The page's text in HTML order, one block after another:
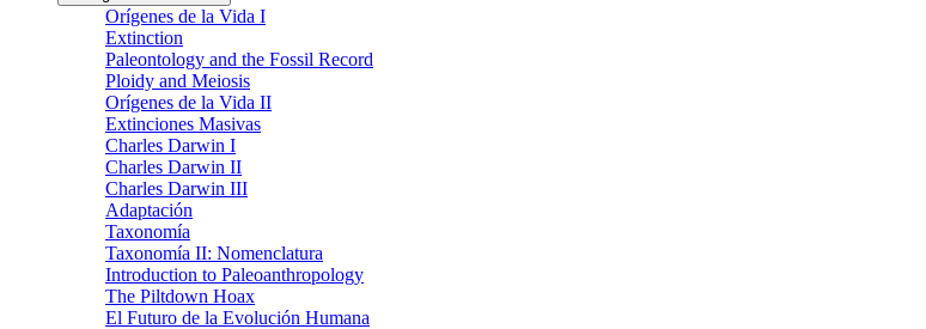
Orígenes de la Vida I
Extinction
Paleontology and the Fossil Record
Ploidy and Meiosis
Orígenes de la Vida II
Extinciones Masivas
Charles Darwin I
Charles Darwin II
Charles Darwin III
Adaptación
Taxonomía
Taxonomía II: Nomenclatura
Introduction to Paleoanthropology
The Piltdown Hoax
El Futuro de la Evolución Humana